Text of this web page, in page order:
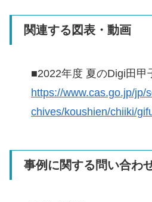
関連する図表・動画
■2022年度 夏のDigi田甲
https://www.cas.go.jp/jp/
chives/koushien/chiiki/
事例に関する問い合わ